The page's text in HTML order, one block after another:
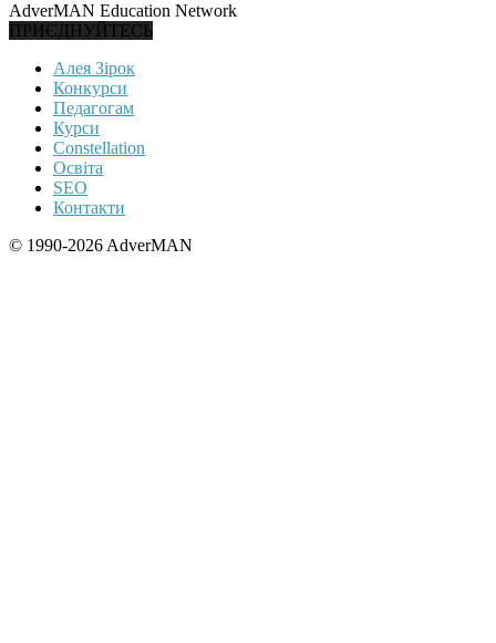
AdverMAN Education Network
ПРИЄДНУЙТЕСЬ
Алея Зірок
Конкурси
Педагогам
Курси
Constellation
Освіта
SEO
Контакти
© 1990-2026 AdverMAN